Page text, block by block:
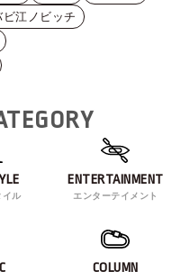
ビ江ノビッチ
イル
ENTERTAINMENT
エンターテイメント
COLUMN